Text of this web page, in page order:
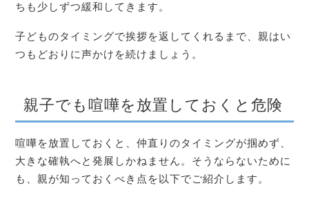
ちも少しずつ緩和してきます。
子どものタイミングで挨拶を返してくれるまで、親はい
つもどおりに声かけを続けましょう。
親子でも喧嘩を放置しておくと危険
喧嘩を放置しておくと、仲直りのタイミングが掴めず、
大きな確執へと発展しかねません。そうならないために
も、親が知っておくべき点を以下でご紹介します。